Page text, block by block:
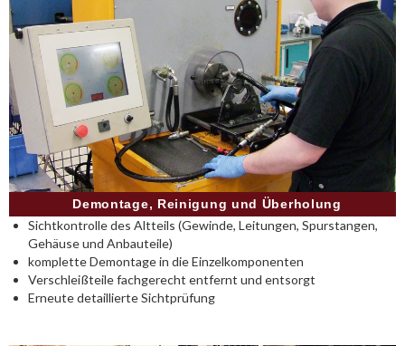
Demontage, Reinigung und Überholung
Sichtkontrolle des Altteils (Gewinde, Leitungen, Spurstangen,
Gehäuse und Anbauteile)
komplette Demontage in die Einzelkomponenten
Verschleißteile fachgerecht entfernt und entsorgt
Erneute detaillierte Sichtprüfung